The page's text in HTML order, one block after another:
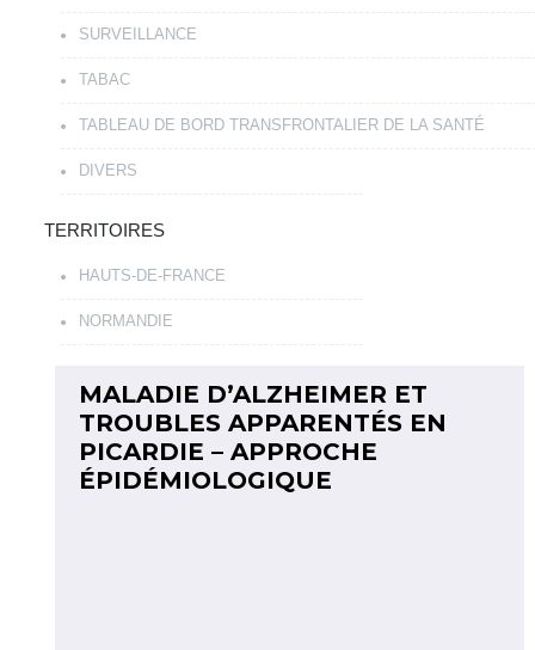
SURVEILLANCE
TABAC
TABLEAU DE BORD TRANSFRONTALIER DE LA SANTÉ
DIVERS
TERRITOIRES
HAUTS-DE-FRANCE
NORMANDIE
MALADIE D’ALZHEIMER ET
TROUBLES APPARENTÉS EN
PICARDIE – APPROCHE
ÉPIDÉMIOLOGIQUE